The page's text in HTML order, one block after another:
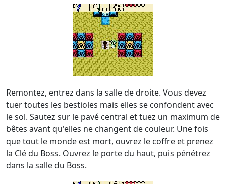
Remontez, entrez dans la salle de droite. Vous devez
tuer toutes les bestioles mais elles se confondent avec
le sol. Sautez sur le pavé central et tuez un maximum de
bêtes avant qu'elles ne changent de couleur. Une fois
que tout le monde est mort, ouvrez le coffre et prenez
la Clé du Boss. Ouvrez le porte du haut, puis pénétrez
dans la salle du Boss.